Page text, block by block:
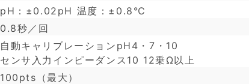
pH：±0.02pH 温度：±0.8℃
0.8秒／回
自動キャリブレーションpH4・7・10
センサ入力インピーダンス10 12乗Ω以上
100pts（最大）